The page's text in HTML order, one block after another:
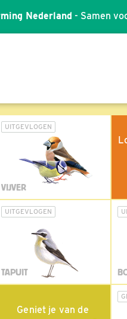
Nederland - Samen
UITGEVLOGEN
VIJVER
UITGEVLOGEN
TAPUIT
Geniet je van de